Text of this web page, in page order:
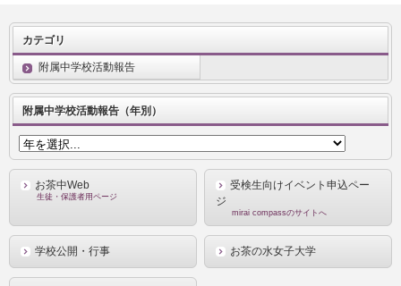
カテゴリ
附属中学校活動報告
附属中学校活動報告（年別）
お茶中Web
生徒・保護者用ページ
受検生向けイベント申込ペー
ジ
mirai compassのサイトへ
学校公開・行事 お茶の水女子大学